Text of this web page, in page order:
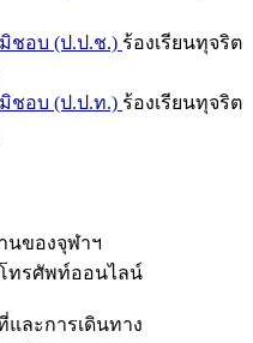
ชอบ (ป.ป.ช.) ร้องเรียนทุจริต
ชอบ (ป.ป.ท.) ร้องเรียนทุจริต
นของจุฬาฯ
ทรศัพท์ออนไลน์
และการเดินทาง